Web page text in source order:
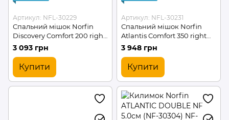
Артикул: NFL-30229
Спальний мішок Norfin
Discovery Comfort 200 right
(NFL-30229)
3 093 грн
Купити
Артикул: NFL-30231
Спальний мішок Norfin
Atlantis Comfort 350 right
(NFL-30231)
3 948 грн
Купити